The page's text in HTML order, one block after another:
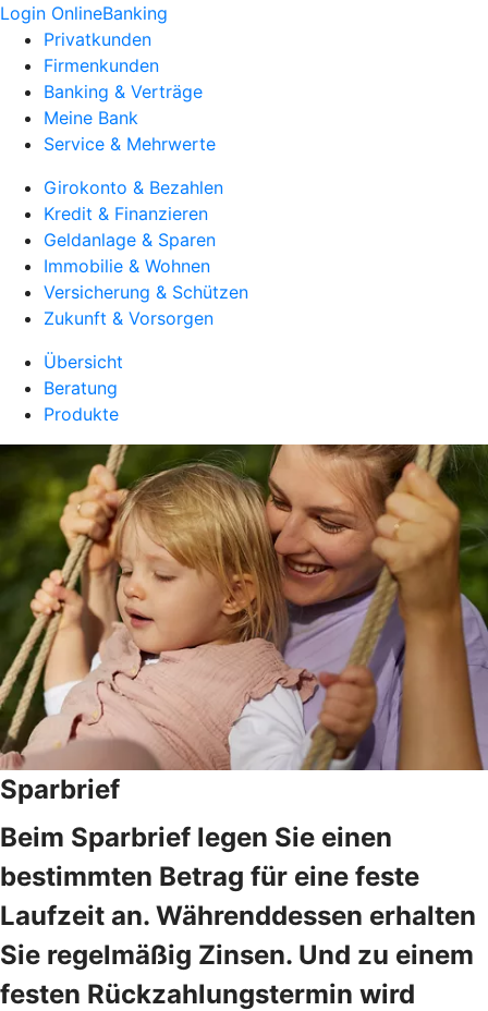
Login OnlineBanking
Privatkunden
Firmenkunden
Banking & Verträge
Meine Bank
Service & Mehrwerte
Girokonto & Bezahlen
Kredit & Finanzieren
Geldanlage & Sparen
Immobilie & Wohnen
Versicherung & Schützen
Zukunft & Vorsorgen
Übersicht
Beratung
Produkte
Sparbrief
Beim Sparbrief legen Sie einen
bestimmten Betrag für eine feste
Laufzeit an. Währenddessen erhalten
Sie regelmäßig Zinsen. Und zu einem
festen Rückzahlungstermin wird